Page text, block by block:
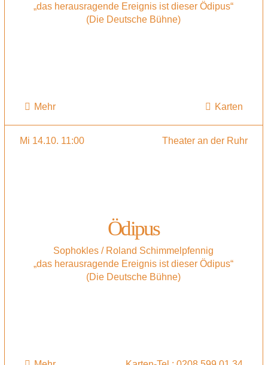
„das herausragende Ereignis ist dieser Ödipus“
(Die Deutsche Bühne)
Mehr Karten
Mi 14.10. 11:00 Theater an der Ruhr
Ödipus
Sophokles / Roland Schimmelpfennig
„das herausragende Ereignis ist dieser Ödipus“
(Die Deutsche Bühne)